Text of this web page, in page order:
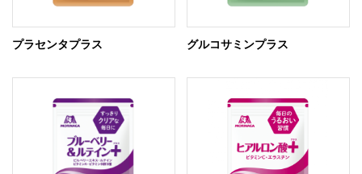
プラセンタプラス グルコサミンプラス